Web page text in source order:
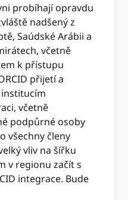
probíhají opravdu
nadšený z
Saúdské Arábii a
včetně
k přístupu
přijetí a
včetně
podpůrné osoby
všechny členy
vliv na šířku
v regionu začít s
integrace. Bude